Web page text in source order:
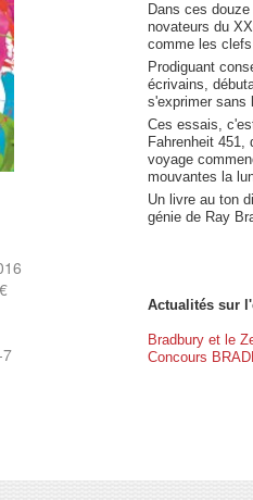
Dans ces
novateurs du
comme les
Prodiguant
écrivains,
s'exprimer sans
Ces essais,
Fahrenheit
voyage
mouvantes la
Un livre au ton
génie de Ray
Actualités sur
Bradbury et le
Concours